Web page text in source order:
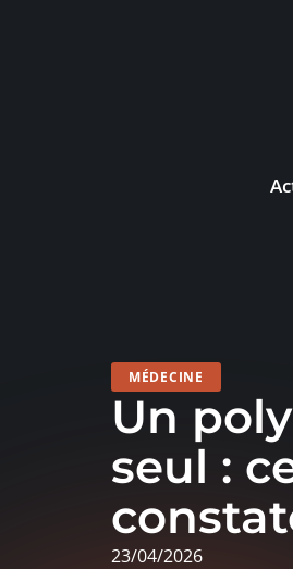
MÉDECINE
Un
seul :
23/04/2026